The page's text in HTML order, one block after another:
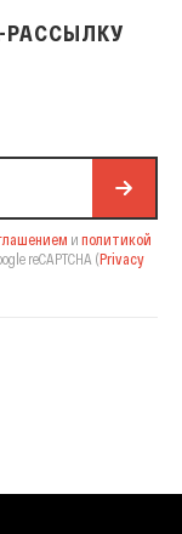
РАССЫЛКУ
и политикой
reCAPTCHA (Privacy